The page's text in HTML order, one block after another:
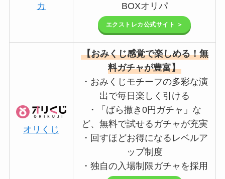
カ
BOXオリパ
エクストレカ公式サイト ＞
オリくじ
【おみくじ感覚で楽しめる！無
料ガチャが豊富】
・おみくじモチーフの多彩な演
出で毎日楽しく引ける
・「ばら撒き0円ガチャ」な
ど、無料で試せるガチャが充実
・回すほどお得になるレベルア
ップ制度
・独自の入場制限ガチャを採用